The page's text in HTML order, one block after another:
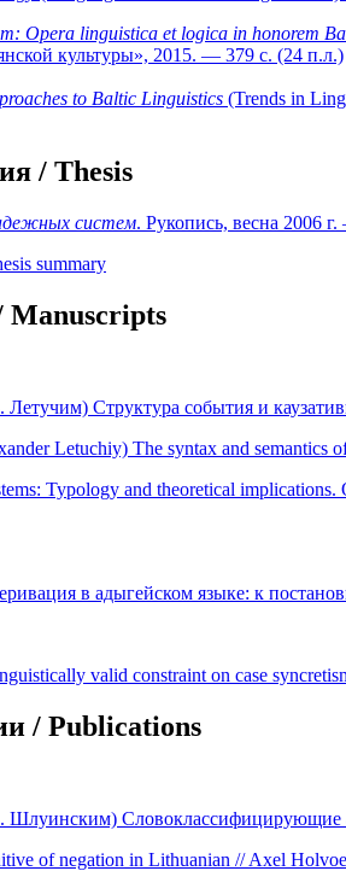
Opera linguistica et logica in honorem
культуры», 2015. — 379 с. (24 п.л.)
to Baltic Linguistics (Trends in
/ Thesis
систем. Рукопись, весна 2006
summary
Manuscripts
Летучим) Структура события и
Letuchiy) The syntax and semantics
Typology and theoretical
в адыгейском языке: к
valid constraint on case
/ Publications
Шлуинским) Словоклассифицирующие
of negation in Lithuanian // Axel